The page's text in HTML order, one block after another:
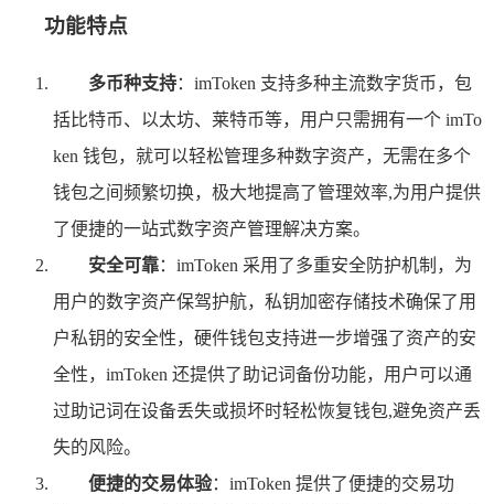
功能特点
多币种支持：imToken 支持多种主流数字货币，包
括比特币、以太坊、莱特币等，用户只需拥有一个 imTo
ken 钱包，就可以轻松管理多种数字资产，无需在多个
钱包之间频繁切换，极大地提高了管理效率,为用户提供
了便捷的一站式数字资产管理解决方案。
安全可靠：imToken 采用了多重安全防护机制，为
用户的数字资产保驾护航，私钥加密存储技术确保了用
户私钥的安全性，硬件钱包支持进一步增强了资产的安
全性，imToken 还提供了助记词备份功能，用户可以通
过助记词在设备丢失或损坏时轻松恢复钱包,避免资产丢
失的风险。
便捷的交易体验：imToken 提供了便捷的交易功